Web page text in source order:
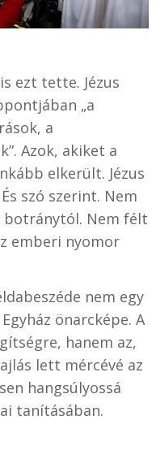
ezt tette. Jézus
„a
a
Azok, akiket a
elkerült. Jézus
szó szerint. Nem
Nem félt
emberi nyomor
nem egy
önarcképe. A
hanem az,
lett mércévé az
hangsúlyossá
tanításában.